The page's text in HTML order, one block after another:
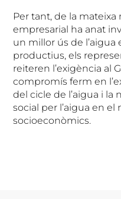
Per tant, de la
empresarial ha anat
un millor ús de l’aigua
productius, els
reiteren l’exigència al
compromís ferm en
del cicle de l’aigua i la
social per l’aigua en
socioeconòmics.